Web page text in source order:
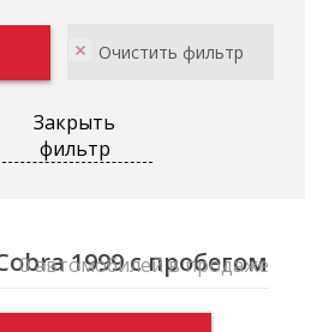
Закрыть
фильтр
1999 с пробегом
0 автомобилей в продаже